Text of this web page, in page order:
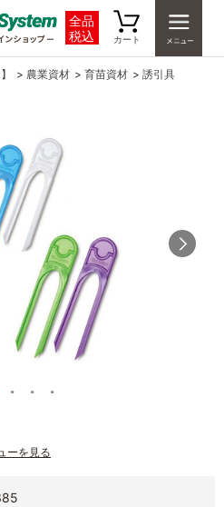
全品
税込
カート
> 農業資材 > 育苗資材 > 誘引具
ーを見る